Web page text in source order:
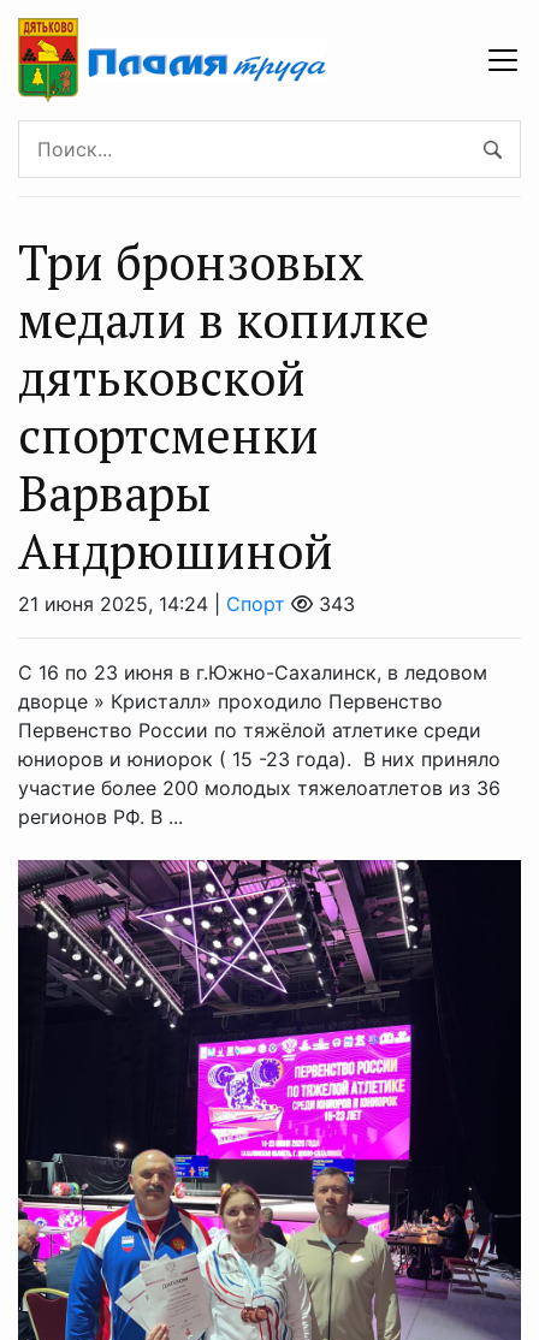
Три бронзовых
медали в копилке
дятьковской
спортсменки
Варвары
Андрюшиной
21 июня 2025, 14:24 | Спорт 343
С 16 по 23 июня в г.Южно-Сахалинск, в ледовом
дворце » Кристалл» проходило Первенство
Первенство России по тяжёлой атлетике среди
юниоров и юниорок ( 15 -23 года). В них приняло
участие более 200 молодых тяжелоатлетов из 36
регионов РФ. В ...